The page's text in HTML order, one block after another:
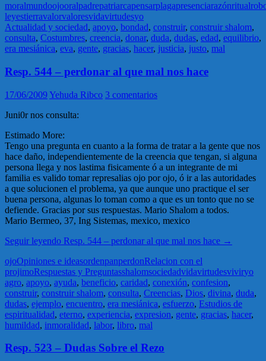
moralmundoojooralpadrepatriarcapensarplagapresenciarazónritual
leyestierravalorvaloresvidavirtudesyo
Actualidad y sociedad, apoyo, bondad, construir, construir shalom,
consulta, Costumbres, creencia, donar, duda, dudas, edad, equilibrio,
era mesiánica, eva, gente, gracias, hacer, justicia, justo, mal
Resp. 544 – perdonar al que mal nos hace
17/06/2009Yehuda Ribco 3 comentarios
Juni0r nos consulta:
Estimado More:
Tengo una pregunta en cuanto a la forma de tratar a la gente que nos
hace daño, independientemente de la creencia que tengan, si alguna
persona llega y nos lastima fisicamente ó a un integrante de mi
familia es valido tomar represalias ojo por ojo, ó ir a las autoridades
a que solucionen el problema, ya que aunque uno practique el ser
buena persona, algunas lo toman como a que es un tonto que no se
defiende. Gracias por sus respuestas. Mario Shalom a todos.
Mario Bermeo, 37, Ing Sistemas, mexico, mexico
Seguir leyendo Resp. 544 – perdonar al que mal nos hace →
ojoOpiniones e ideasordenpanperdonRelacion con el
projimoRespuestas y Preguntasshalomsociedadvidavirtudesviviryo
agro, apoyo, ayuda, beneficio, caridad, conexión, confesion,
construir, construir shalom, consulta, Creencias, Dios, divina, duda,
dudas, ejemplo, encuentro, era mesiánica, esfuerzo, Estudios de
espiritualidad, eterno, experiencia, expresion, gente, gracias, hacer,
humildad, inmoralidad, labor, libro, mal
Resp. 523 – Dudas Sobre el Rezo